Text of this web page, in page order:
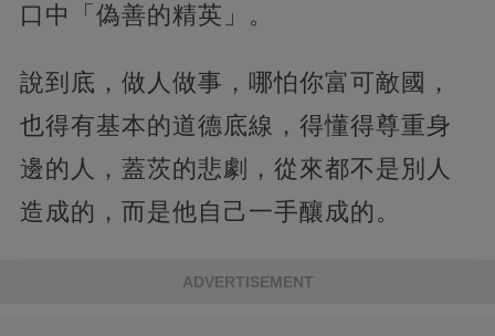
口中「偽善的精英」。
說到底，做人做事，哪怕你富可敵國，
也得有基本的道德底線，得懂得尊重身
邊的人，蓋茨的悲劇，從來都不是別人
造成的，而是他自己一手釀成的。
ADVERTISEMENT